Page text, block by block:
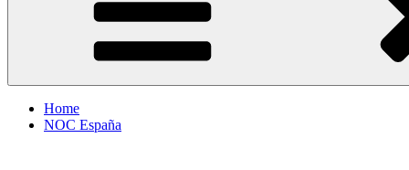
Home
NOC España